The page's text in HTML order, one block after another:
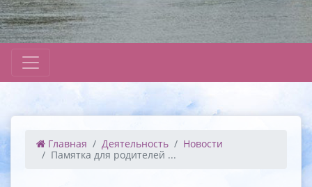
Главная Деятельность
Новости
Памятка для родителей ...